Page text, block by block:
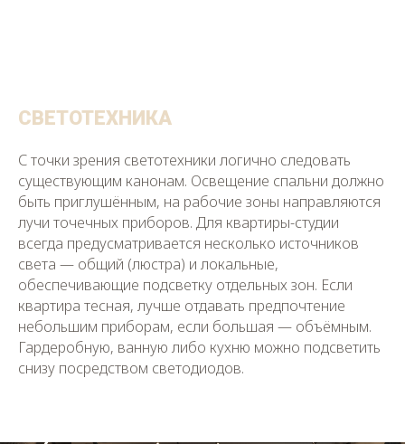
СВЕТОТЕХНИКА
С точки зрения светотехники логично следовать
существующим канонам. Освещение спальни должно
быть приглушённым, на рабочие зоны направляются
лучи точечных приборов. Для квартиры-студии
всегда предусматривается несколько источников
света — общий (люстра) и локальные,
обеспечивающие подсветку отдельных зон. Если
квартира тесная, лучше отдавать предпочтение
небольшим приборам, если большая — объёмным.
Гардеробную, ванную либо кухню можно подсветить
снизу посредством светодиодов.